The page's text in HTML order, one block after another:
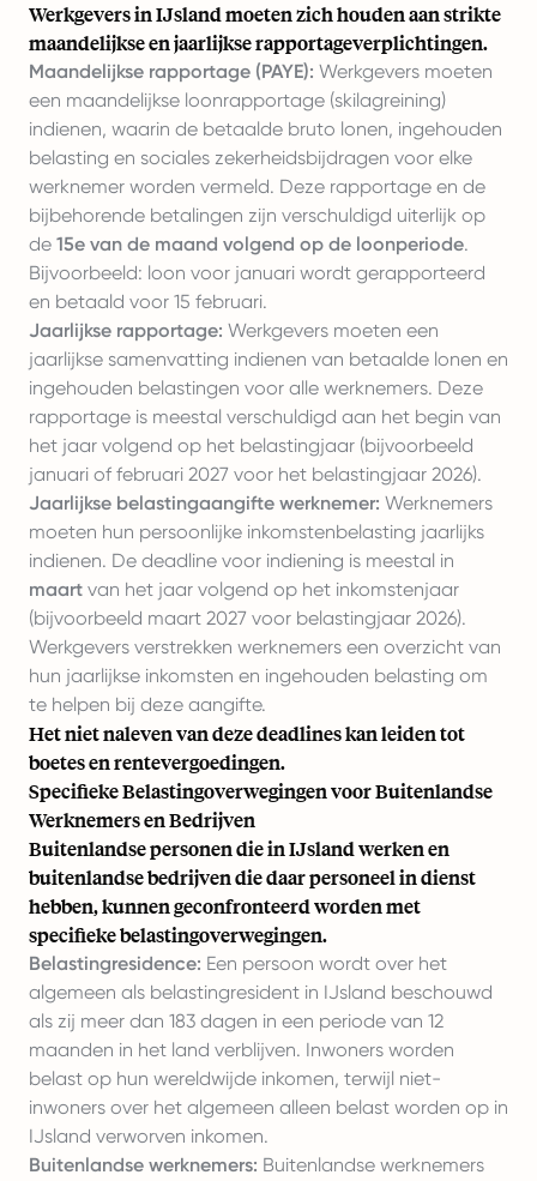
Werkgevers in IJsland moeten zich houden aan strikte
maandelijkse en jaarlijkse rapportageverplichtingen.
Maandelijkse rapportage (PAYE): Werkgevers moeten
een maandelijkse loonrapportage (skilagreining)
indienen, waarin de betaalde bruto lonen, ingehouden
belasting en sociales zekerheidsbijdragen voor elke
werknemer worden vermeld. Deze rapportage en de
bijbehorende betalingen zijn verschuldigd uiterlijk op
de 15e van de maand volgend op de loonperiode.
Bijvoorbeeld: loon voor januari wordt gerapporteerd
en betaald voor 15 februari.
Jaarlijkse rapportage: Werkgevers moeten een
jaarlijkse samenvatting indienen van betaalde lonen en
ingehouden belastingen voor alle werknemers. Deze
rapportage is meestal verschuldigd aan het begin van
het jaar volgend op het belastingjaar (bijvoorbeeld
januari of februari 2027 voor het belastingjaar 2026).
Jaarlijkse belastingaangifte werknemer: Werknemers
moeten hun persoonlijke inkomstenbelasting jaarlijks
indienen. De deadline voor indiening is meestal in
maart van het jaar volgend op het inkomstenjaar
(bijvoorbeeld maart 2027 voor belastingjaar 2026).
Werkgevers verstrekken werknemers een overzicht van
hun jaarlijkse inkomsten en ingehouden belasting om
te helpen bij deze aangifte.
Het niet naleven van deze deadlines kan leiden tot
boetes en rentevergoedingen.
Specifieke Belastingoverwegingen voor Buitenlandse
Werknemers en Bedrijven
Buitenlandse personen die in IJsland werken en
buitenlandse bedrijven die daar personeel in dienst
hebben, kunnen geconfronteerd worden met
specifieke belastingoverwegingen.
Belastingresidence: Een persoon wordt over het
algemeen als belastingresident in IJsland beschouwd
als zij meer dan 183 dagen in een periode van 12
maanden in het land verblijven. Inwoners worden
belast op hun wereldwijde inkomen, terwijl niet-
inwoners over het algemeen alleen belast worden op in
IJsland verworven inkomen.
Buitenlandse werknemers: Buitenlandse werknemers